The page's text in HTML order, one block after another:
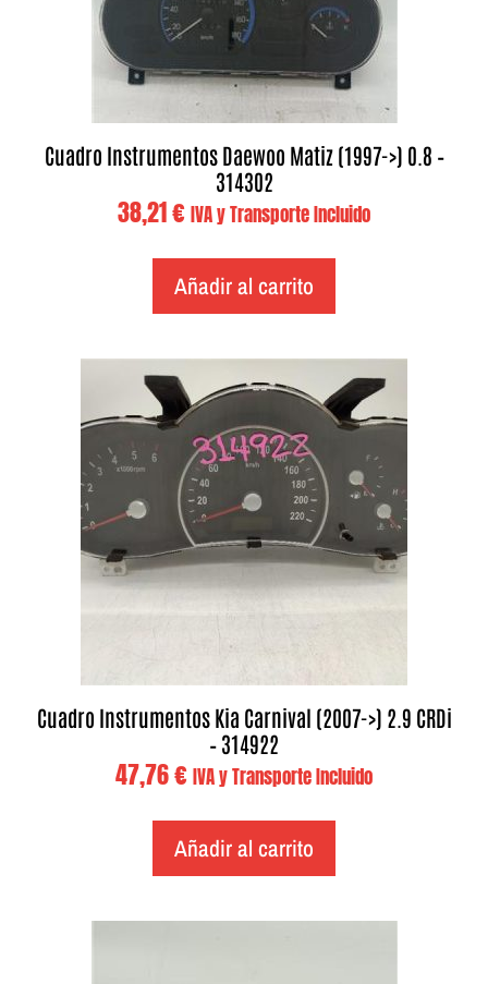
Cuadro Instrumentos Daewoo Matiz (1997->) 0.8 –
314302
38,21€ IVA y Transporte Incluido
Añadir al carrito
Cuadro Instrumentos Kia Carnival (2007->) 2.9 CRDi
– 314922
47,76€ IVA y Transporte Incluido
Añadir al carrito